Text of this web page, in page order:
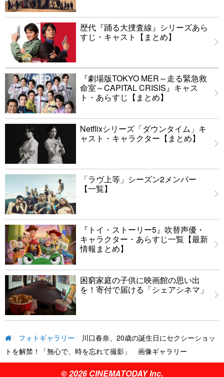
歴代『踊る大捜査線』シリーズあら
すじ・キャスト【まとめ】
『劇場版TOKYO MER～走る緊急救
命室～CAPITAL CRISIS』キャス
ト・あらすじ【まとめ】
Netflixシリーズ「ダウンタイム」キ
ャスト・キャラクター【まとめ】
「ラヴ上等」シーズン2メンバー
【一覧】
『トイ・ストーリー5』吹替声優・
キャラクター・あらすじ一覧【最新
情報まとめ】
困窮家庭の子供に映画館の思い出
を！寄付で届ける「シェアシネマ」
フォトギャラリー
川口春奈、20歳の誕生日にセクシーショッ
トを解禁！「無心で、時を忘れて撮影」 画像ギャラリー
© 2026 CINEMATODAY Inc.